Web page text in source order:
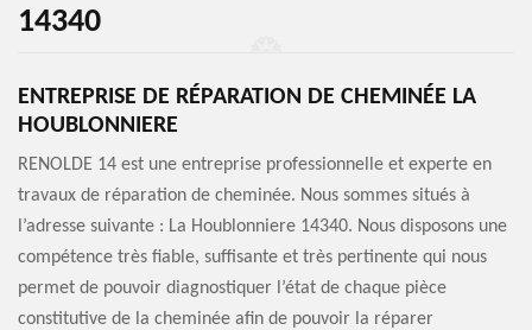
14340
ENTREPRISE DE RÉPARATION DE CHEMINÉE LA
HOUBLONNIERE
RENOLDE 14 est une entreprise professionnelle et experte en
travaux de réparation de cheminée. Nous sommes situés à
l’adresse suivante : La Houblonniere 14340. Nous disposons une
compétence très fiable, suffisante et très pertinente qui nous
permet de pouvoir diagnostiquer l’état de chaque pièce
constitutive de la cheminée afin de pouvoir la réparer